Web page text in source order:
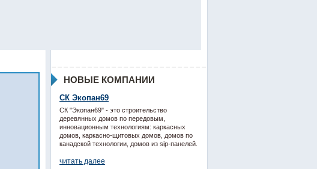
НОВЫЕ КОМПАНИИ
СК Экопан69
СК "Экопан69" - это строительство
деревянных домов по передовым,
инновационным технологиям: каркасных
домов, каркасно-щитовых домов, домов по
канадской технологии, домов из sip-панелей.
читать далее